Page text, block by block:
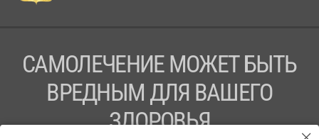
САМОЛЕЧЕНИЕ МОЖЕТ БЫТЬ
ВРЕДНЫМ ДЛЯ ВАШЕГО
ЗДОРОВЬЯ